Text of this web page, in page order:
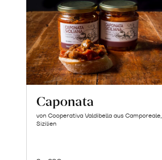
Caponata
von Cooperativa Valdibella aus Camporeale,
Sizilien